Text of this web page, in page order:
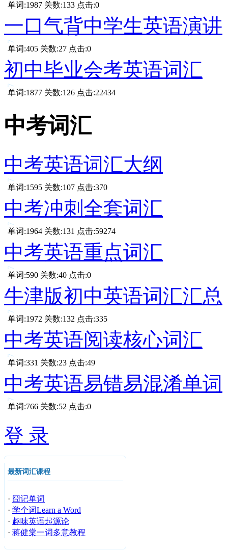
单词:1987 关数:133 点击:0
一口气背中学生英语演讲
单词:405 关数:27 点击:0
初中毕业会考英语词汇
单词:1877 关数:126 点击:22434
中考词汇
中考英语词汇大纲
单词:1595 关数:107 点击:370
中考冲刺全套词汇
单词:1964 关数:131 点击:59274
中考英语重点词汇
单词:590 关数:40 点击:0
牛津版初中英语词汇汇总
单词:1972 关数:132 点击:335
中考英语阅读核心词汇
单词:331 关数:23 点击:49
中考英语易错易混淆单词
单词:766 关数:52 点击:0
登 录
最新词汇课程
· 囧记单词
· 学个词Learn a Word
· 趣味英语起源论
· 蒋健棠一词多意教程